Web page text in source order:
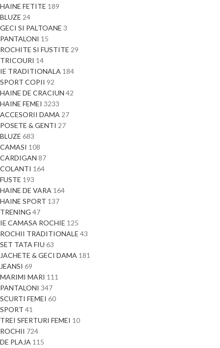
HAINE FETITE 189
BLUZE 24
GECI SI PALTOANE 3
PANTALONI 15
ROCHITE SI FUSTITE 29
TRICOURI 14
IE TRADITIONALA 184
SPORT COPII 92
HAINE DE CRACIUN 42
HAINE FEMEI 3233
ACCESORII DAMA 27
POSETE & GENTI 27
BLUZE 683
CAMASI 108
CARDIGAN 87
COLANTI 164
FUSTE 193
HAINE DE VARA 164
HAINE SPORT 137
TRENING 47
IE CAMASA ROCHIE 125
ROCHII TRADITIONALE 43
SET TATA FIU 63
JACHETE & GECI DAMA 181
JEANSI 69
MARIMI MARI 111
PANTALONI 347
SCURTI FEMEI 60
SPORT 41
TREI SFERTURI FEMEI 10
ROCHII 724
DE PLAJA 115